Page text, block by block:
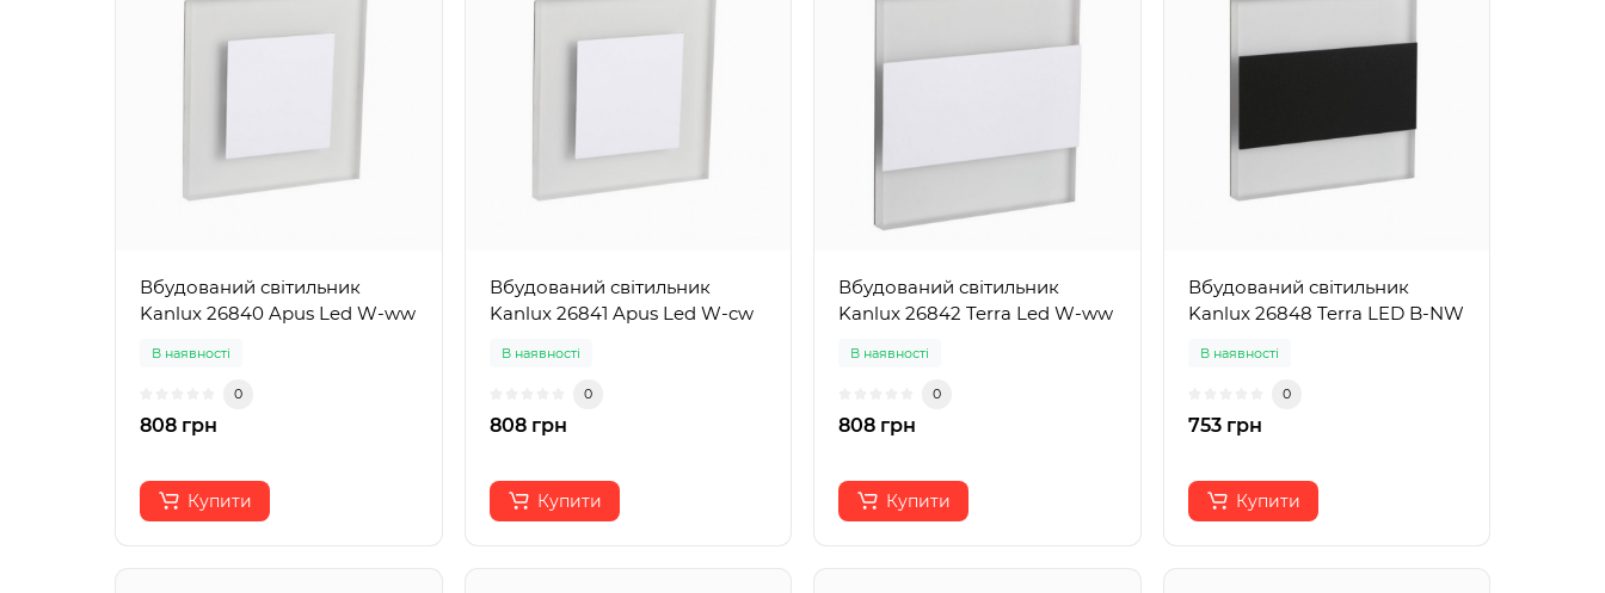
Вбудований світильник
Kanlux 26840 Apus Led W-ww
В наявності
0
808 грн
Купити
Вбудований світильник
Kanlux 26841 Apus Led W-cw
В наявності
0
808 грн
Купити
Вбудований світильник
Kanlux 26842 Terra Led W-ww
В наявності
0
808 грн
Купити
Вбудований світильник
Kanlux 26848 Terra LED B-NW
В наявності
0
753 грн
Купити